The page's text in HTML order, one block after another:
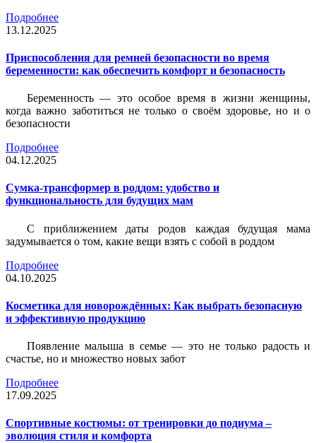
Подробнее
13.12.2025
Приспособления для ремней безопасности во время
беременности: как обеспечить комфорт и безопасность
Беременность — это особое время в жизни женщины,
когда важно заботиться не только о своём здоровье, но и о
безопасности
Подробнее
04.12.2025
Сумка-трансформер в роддом: удобство и
функциональность для будущих мам
С приближением даты родов каждая будущая мама
задумывается о том, какие вещи взять с собой в роддом
Подробнее
04.10.2025
Косметика для новорождённых: Как выбрать безопасную
и эффективную продукцию
Появление малыша в семье — это не только радость и
счастье, но и множество новых забот
Подробнее
17.09.2025
Спортивные костюмы: от тренировки до подиума –
эволюция стиля и комфорта